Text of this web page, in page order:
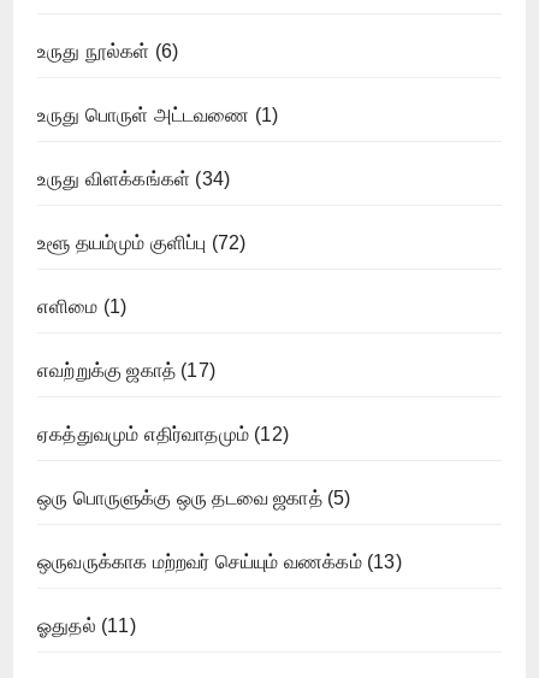
உருது நூல்கள் (6)
உருது பொருள் அட்டவணை (1)
உருது விளக்கங்கள் (34)
உளூ தயம்மும் குளிப்பு (72)
எளிமை (1)
எவற்றுக்கு ஜகாத் (17)
ஏகத்துவமும் எதிர்வாதமும் (12)
ஒரு பொருளுக்கு ஒரு தடவை ஜகாத்(5)
ஒருவருக்காக மற்றவர் செய்யும் வணக்கம்(13)
ஓதுதல் (11)